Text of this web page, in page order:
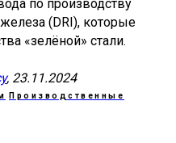
по производству
(DRI), которые
«зелёной» стали.
, 23.11.2024
Производственные